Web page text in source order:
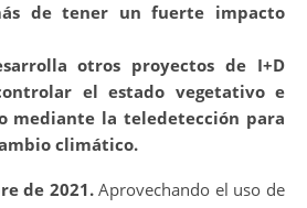
de tener un fuerte impacto
otros proyectos de I+D
el estado vegetativo e
mediante la teledetección para
climático.
de 2021.Aprovechando el uso de